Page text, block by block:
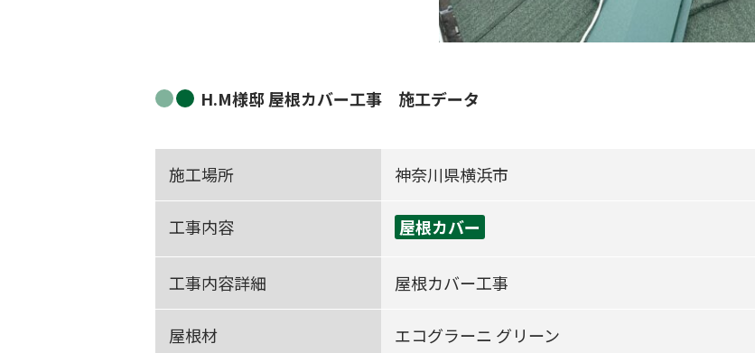
H.M様邸 屋根カバー工事 施工データ
施工場所 神奈川県横浜市
工事内容 屋根カバー
工事内容詳細 屋根カバー工事
屋根材 エコグラーニ グリーン